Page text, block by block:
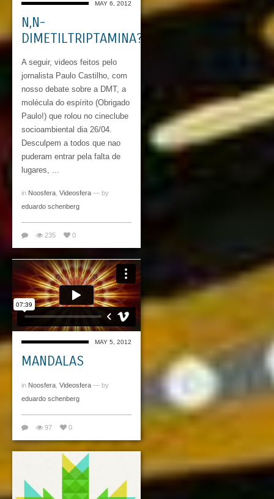
MAY 6, 2012
N,N-
DIMETILTRIPTAMINA?
A seguir, videos feitos pelo
jornalista Paulo Castilho, com
nosso debate sobre a DMT, a
molécula do espírito (Obrigado
Paulo!) que rolou no cineclube
socioambiental dia 26/04.
Desculpem a todos que nao
puderam entrar pela falta de
lugares, ...
in Noosfera Videosfera — by
eduardo schenberg
235 0
MAY 5, 2012
MANDALAS
in Noosfera Videosfera — by
eduardo schenberg
97 0